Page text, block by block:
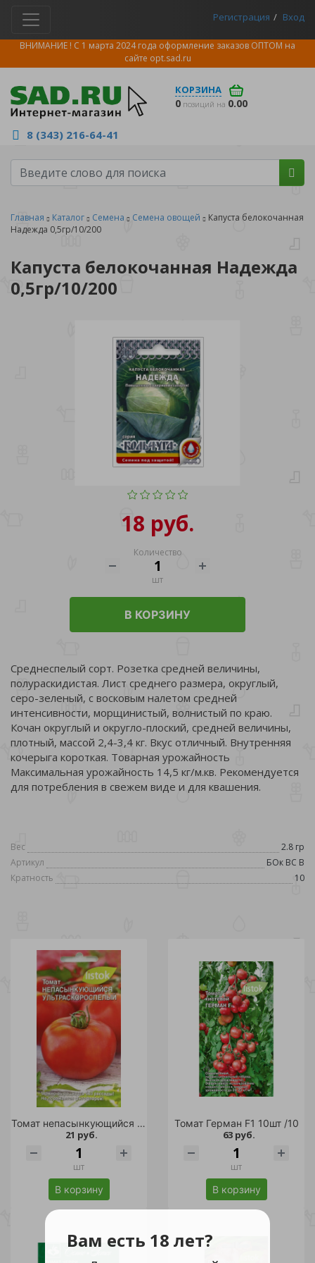
Вам есть 18 лет?
Регистрация Вход
ВНИМАНИЕ ! С 1 марта 2024 года оформление заказов ОПТОМ на
сайте opt.sad.ru
КОРЗИНА
0 позиций на 0.00
8 (343) 216-64-41
Главная Каталог Семена Семена овощей
Капуста белокочанная
Надежда 0,5гр/10/200
Капуста белокочанная Надежда
0,5гр/10/200
18 руб.
Количество
шт
В КОРЗИНУ
Среднеспелый сорт. Розетка средней величины,
полураскидистая. Лист среднего размера, округлый,
серо-зеленый, с восковым налетом средней
интенсивности, морщинистый, волнистый по краю.
Кочан округлый и округло-плоский, средней величины,
плотный, массой 2,4-3,4 кг. Вкус отличный. Внутренняя
кочерыга короткая. Товарная урожайность
Максимальная урожайность 14,5 кг/м.кв. Рекомендуется
для потребления в свежем виде и для квашения.
Вес
2.8 гр
Артикул
БОк ВС В
Кратность
10
Томат непасынкующийся Ультраскороспелый 20шт /10
21 руб.
шт
В корзину
Томат Герман F1 10шт /10
63 руб.
шт
В корзину